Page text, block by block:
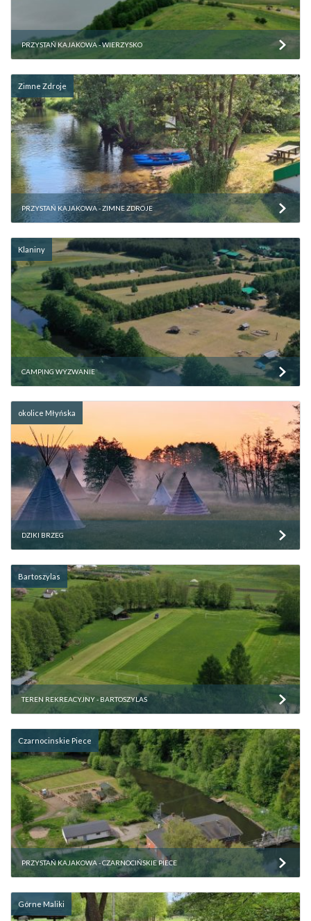
PRZYSTAŃ KAJAKOWA - WIERZYSKO
Zimne Zdroje
PRZYSTAŃ KAJAKOWA - ZIMNE ZDROJE
Klaniny
CAMPING WYZWANIE
okolice Młyńska
DZIKI BRZEG
Bartoszylas
TEREN REKREACYJNY - BARTOSZYLAS
Czarnocinskie Piece
PRZYSTAŃ KAJAKOWA - CZARNOCIŃSKIE PIECE
Górne Maliki